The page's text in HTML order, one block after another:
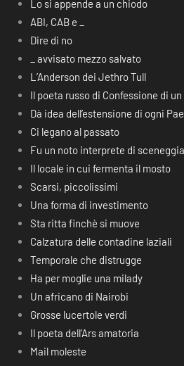
Lo si appende a un chiodo
ABI, CAB e _
Dire di no
_ avvisato mezzo salvato
L’Anderson dei Jethro Tull
Il poeta russo di Confessione di
Dà idea dell’estensione di ogni
Ci legano al passato
Fu un noto interprete di
Il locale in cui fermenta il mosto
Scarsi, piccolissimi
Una forma di investimento
Sta ritta finchè si muove
Calzatura delle contadine laziali
Temporale che distrugge
Ha per moglie una milady
Un africano di Nairobi
Grosse lucertole verdi
Il poeta dell’Ars amatoria
Mail moleste